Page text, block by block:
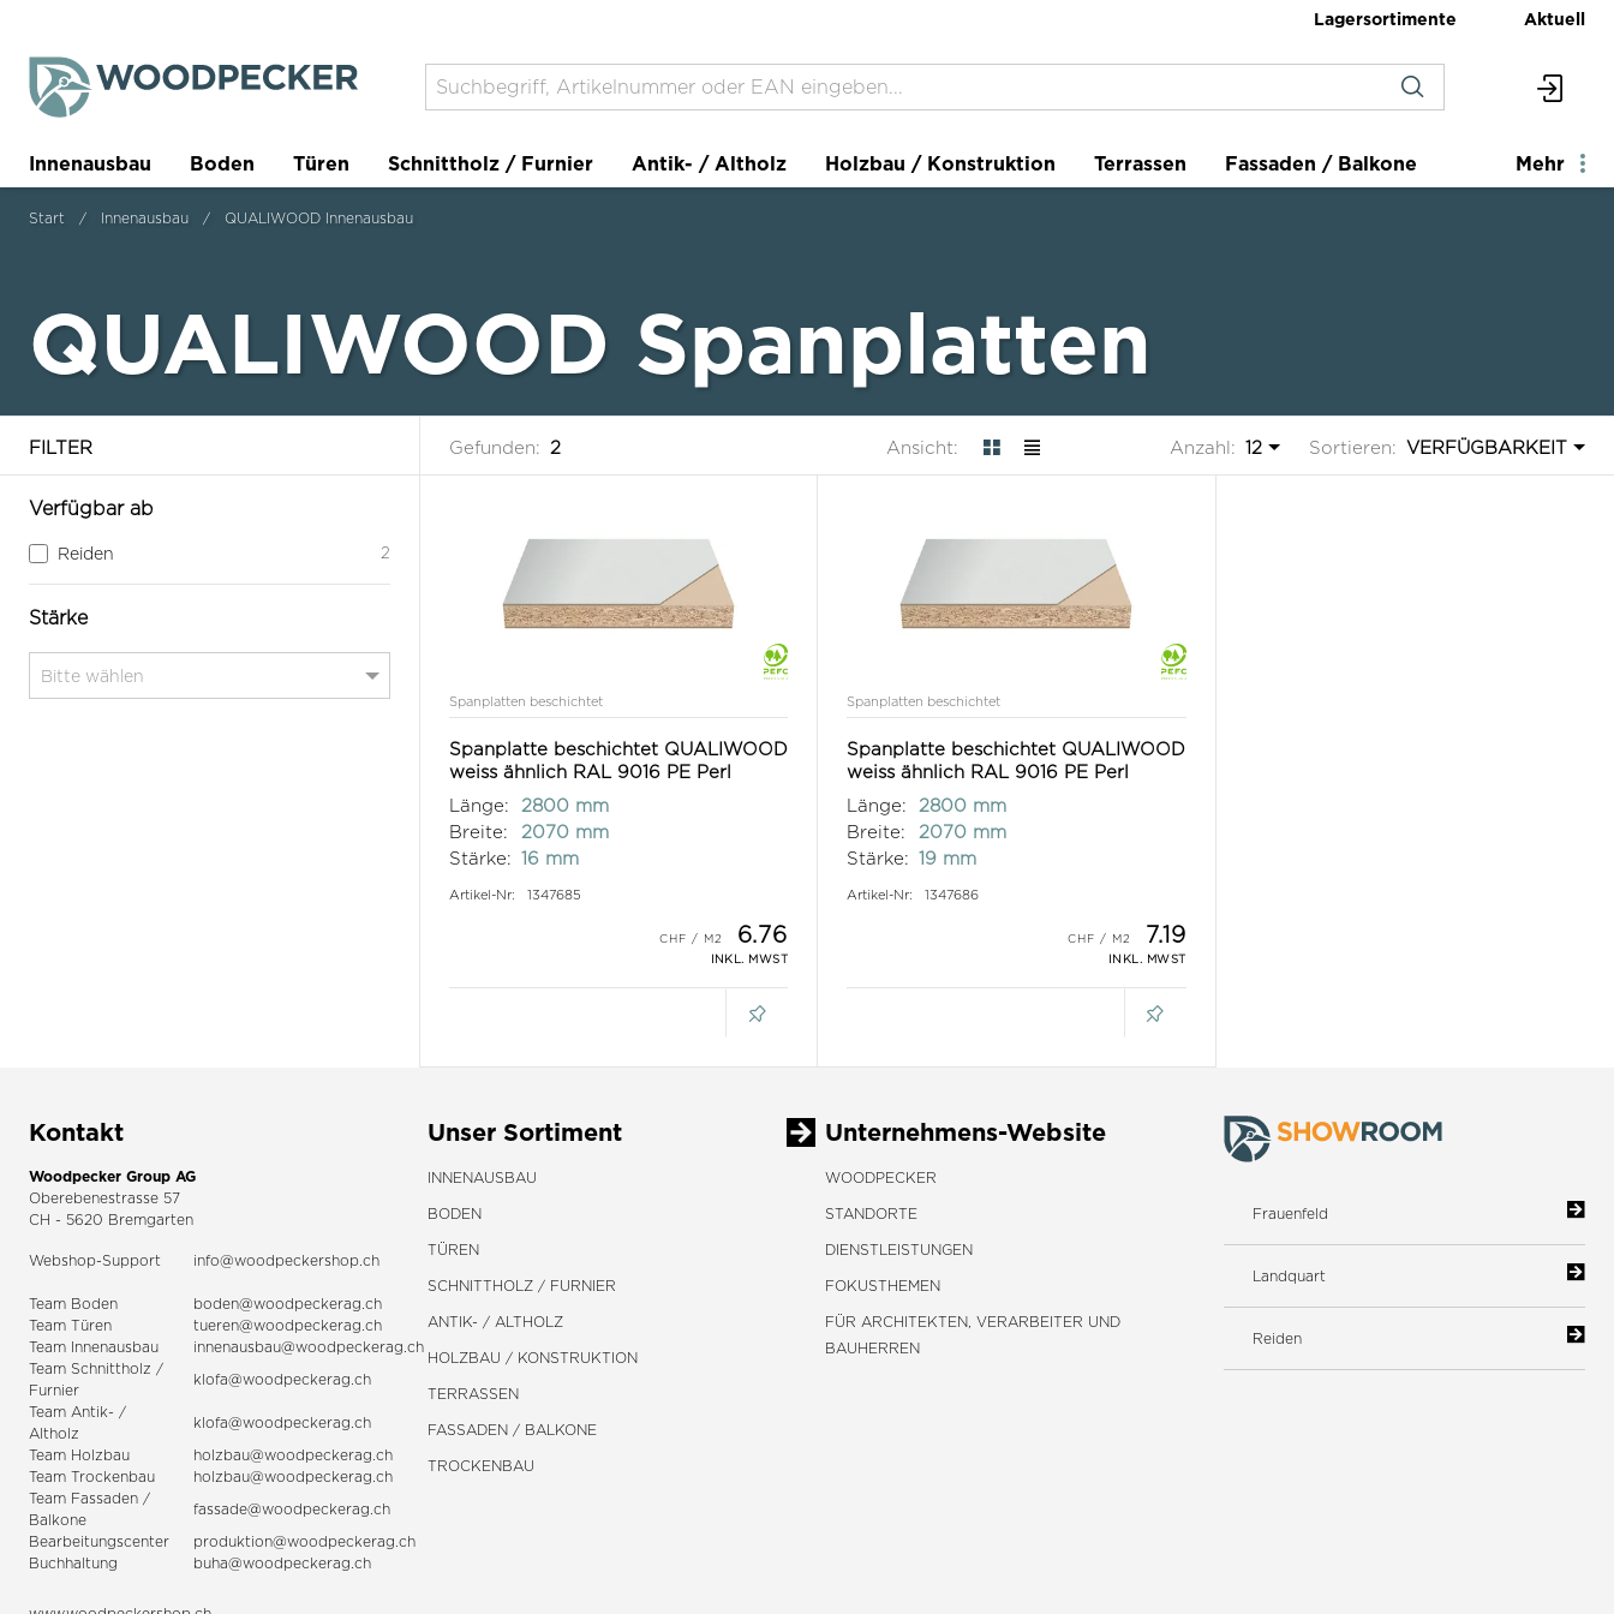
Lagersortimente Aktuell
Innenausbau Boden Türen Schnittholz / Furnier Antik- / Altholz Holzbau / Konstruktion Terrassen Fassaden / Balkone
Trockenbau Planer
Mehr
Start Innenausbau QUALIWOOD Innenausbau
QUALIWOOD Spanplatten
FILTER Gefunden: 2 Ansicht: Anzahl: 12 Sortieren: VERFÜGBARKEIT
Verfügbar ab
Reiden 2
Stärke
Spanplatten beschichtet
Spanplatte beschichtet QUALIWOOD
weiss ähnlich RAL 9016 PE Perl
Länge:
2800 mm
Breite:
2070 mm
Stärke: 16 mm
Artikel-Nr: 1347685
6.76
INKL. MWST
Spanplatten beschichtet
Spanplatte beschichtet QUALIWOOD
weiss ähnlich RAL 9016 PE Perl
Länge:
2800 mm
Breite:
2070 mm
Stärke:
19 mm
Artikel-Nr: 1347686
7.19
INKL. MWST
Kontakt
Woodpecker Group AG
Oberebenestrasse 57
CH - 5620 Bremgarten
Webshop-Support info@woodpeckershop.ch
Team Boden
boden@woodpeckerag.ch
Team Türen
tueren@woodpeckerag.ch
Team Innenausbau
innenausbau@woodpeckerag.ch
Team Schnittholz /
Furnier
klofa@woodpeckerag.ch
Team Antik- /
Altholz
klofa@woodpeckerag.ch
Team Holzbau
holzbau@woodpeckerag.ch
Team Trockenbau
holzbau@woodpeckerag.ch
Team Fassaden /
Balkone
fassade@woodpeckerag.ch
Bearbeitungscenter
produktion@woodpeckerag.ch
Buchhaltung
buha@woodpeckerag.ch
Unser Sortiment
INNENAUSBAU
BODEN
TÜREN
SCHNITTHOLZ / FURNIER
ANTIK- / ALTHOLZ
HOLZBAU / KONSTRUKTION
TERRASSEN
FASSADEN / BALKONE
TROCKENBAU
Unternehmens-Website
WOODPECKER
STANDORTE
DIENSTLEISTUNGEN
FOKUSTHEMEN
FÜR ARCHITEKTEN, VERARBEITER UND
BAUHERREN
Frauenfeld
Landquart
Reiden